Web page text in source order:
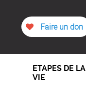
Faire un don
ETAPES DE LA
VIE